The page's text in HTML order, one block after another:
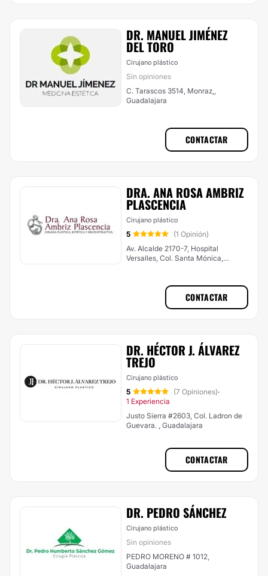
DR. MANUEL JIMÉNEZ
DEL TORO
Cirujano plástico
Sin opiniones
C. Tarascos 3514, Monraz,,
Guadalajara
CONTACTAR
DRA. ANA ROSA AMBRIZ
PLASCENCIA
Cirujano plástico
5
(1 Opinión)
Av. Alcalde 2170-7, Hospital
Versalles, Col. Santa Mónica,
CONTACTAR
DR. HÉCTOR J. ÁLVAREZ
TREJO
Cirujano plástico
5 (7 Opiniones)·
1 Experiencia
Justo Sierra #2603, Col. Ladron de
Guevara. , Guadalajara
CONTACTAR
DR. PEDRO SÁNCHEZ
Cirujano plástico
Sin opiniones
PEDRO MORENO # 1012,
Guadalajara